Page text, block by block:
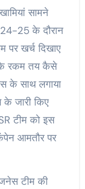
सामने
25 के दौरान
पर खर्च दिखाए
रकम तय कैसे
के साथ लगाया
जारी किए
टीम को इस
आमतौर पर
टीम की